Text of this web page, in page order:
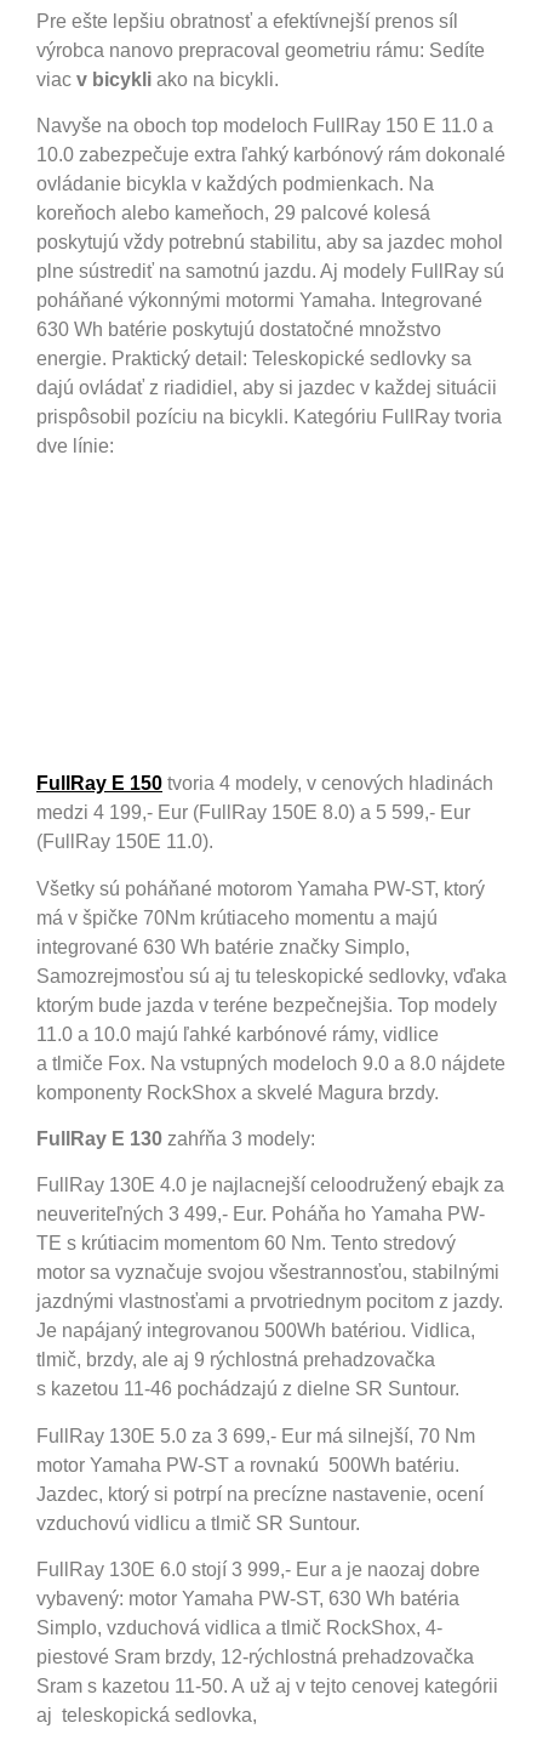
Pre ešte lepšiu obratnosť a efektívnejší prenos síl
výrobca nanovo prepracoval geometriu rámu: Sedíte
viac v bicykli ako na bicykli.
Navyše na oboch top modeloch FullRay 150 E 11.0 a
10.0 zabezpečuje extra ľahký karbónový rám dokonalé
ovládanie bicykla v každých podmienkach. Na
koreňoch alebo kameňoch, 29 palcové kolesá
poskytujú vždy potrebnú stabilitu, aby sa jazdec mohol
plne sústrediť na samotnú jazdu. Aj modely FullRay sú
poháňané výkonnými motormi Yamaha. Integrované
630 Wh batérie poskytujú dostatočné množstvo
energie. Praktický detail: Teleskopické sedlovky sa
dajú ovládať z riadidiel, aby si jazdec v každej situácii
prispôsobil pozíciu na bicykli. Kategóriu FullRay tvoria
dve línie:
FullRay E 150 tvoria 4 modely, v cenových hladinách
medzi 4 199,- Eur (FullRay 150E 8.0) a 5 599,- Eur
(FullRay 150E 11.0).
Všetky sú poháňané motorom Yamaha PW-ST, ktorý
má v špičke 70Nm krútiaceho momentu a majú
integrované 630 Wh batérie značky Simplo,
Samozrejmosťou sú aj tu teleskopické sedlovky, vďaka
ktorým bude jazda v teréne bezpečnejšia. Top modely
11.0 a 10.0 majú ľahké karbónové rámy, vidlice
a tlmiče Fox. Na vstupných modeloch 9.0 a 8.0 nájdete
komponenty RockShox a skvelé Magura brzdy.
FullRay E 130 zahŕňa 3 modely:
FullRay 130E 4.0 je najlacnejší celoodružený ebajk za
neuveriteľných 3 499,- Eur. Poháňa ho Yamaha PW-
TE s krútiacim momentom 60 Nm. Tento stredový
motor sa vyznačuje svojou všestrannosťou, stabilnými
jazdnými vlastnosťami a prvotriednym pocitom z jazdy.
Je napájaný integrovanou 500Wh batériou. Vidlica,
tlmič, brzdy, ale aj 9 rýchlostná prehadzovačka
s kazetou 11-46 pochádzajú z dielne SR Suntour.
FullRay 130E 5.0 za 3 699,- Eur má silnejší, 70 Nm
motor Yamaha PW-ST a rovnakú 500Wh batériu.
Jazdec, ktorý si potrpí na precízne nastavenie, ocení
vzduchovú vidlicu a tlmič SR Suntour.
FullRay 130E 6.0 stojí 3 999,- Eur a je naozaj dobre
vybavený: motor Yamaha PW-ST, 630 Wh batéria
Simplo, vzduchová vidlica a tlmič RockShox, 4-
piestové Sram brzdy, 12-rýchlostná prehadzovačka
Sram s kazetou 11-50. A už aj v tejto cenovej kategórii
aj teleskopická sedlovka,